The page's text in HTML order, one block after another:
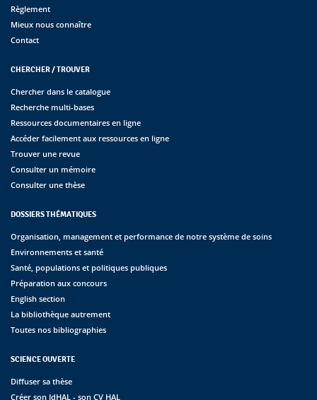
Règlement
Mieux nous connaître
Contact
CHERCHER / TROUVER
Chercher dans le catalogue
Recherche multi-bases
Ressources documentaires en ligne
Accéder facilement aux ressources en ligne
Trouver une revue
Consulter un mémoire
Consulter une thèse
DOSSIERS THÉMATIQUES
Organisation, management et performance de notre système de soins
Environnements et santé
Santé, populations et politiques publiques
Préparation aux concours
English section
La bibliothèque autrement
Toutes nos bibliographies
SCIENCE OUVERTE
Diffuser sa thèse
Créer son IdHAL - son CV HAL